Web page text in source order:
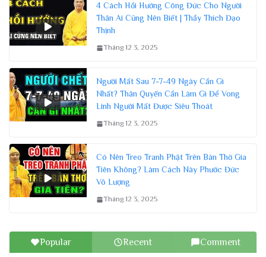
4 Cách Hồi Hướng Công Đức Cho Người
Thân Ai Cũng Nên Biết | Thầy Thích Đạo
Thịnh
Tháng 12 3, 2025
Người Mất Sau 7-7-49 Ngày Cần Gì
Nhất? Thân Quyến Cần Làm Gì Để Vong
Linh Người Mất Được Siêu Thoát
Tháng 12 3, 2025
Có Nên Treo Tranh Phật Trên Bàn Thờ Gia
Tiên Không? Làm Cách Này Phước Đức
Vô Lượng
Tháng 12 3, 2025
Popular Recent Comment